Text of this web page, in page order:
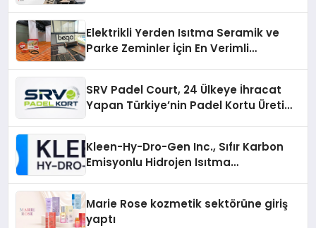
Elektrikli Yerden Isıtma Seramik ve
Parke Zeminler İçin En Verimli
SRV Padel Court, 24 Ülkeye İhracat
Yapan Türkiye’nin Padel Kortu Üretim
Kleen-Hy-Dro-Gen Inc., Sıfır Karbon
Emisyonlu Hidrojen Isıtma
Marie Rose kozmetik sektörüne giriş
yaptı